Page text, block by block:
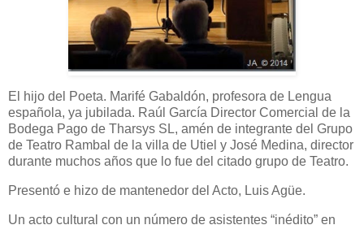
El hijo del Poeta. Marifé Gabaldón, profesora de Lengua
española, ya jubilada. Raúl García Director Comercial de la
Bodega Pago de Tharsys SL, amén de integrante del Grupo
de Teatro Rambal de la villa de Utiel y José Medina, director
durante muchos años que lo fue del citado grupo de Teatro.
Presentó e hizo de mantenedor del Acto, Luis Agüe.
Un acto cultural con un número de asistentes “inédito” en